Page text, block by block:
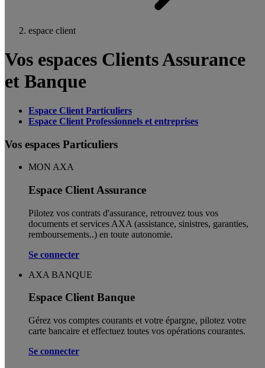
espace client
Vos espaces Clients Assurance
et Banque
Espace Client Particuliers
Espace Client Professionnels et entreprises
Vos espaces Particuliers
MON AXA
Espace Client Assurance
Pilotez vos contrats d'assurance, retrouvez tous vos
documents et services AXA (assistance, sinistres, garanties,
remboursements..) en toute autonomie. ​
Se connecter
AXA BANQUE
Espace Client Banque
Gérez vos comptes courants et votre épargne, pilotez votre
carte bancaire et effectuez toutes vos opérations courantes.
Se connecter